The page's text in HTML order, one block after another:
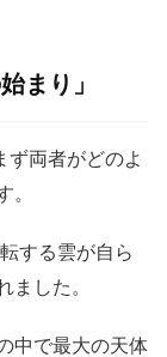
まり」
ず両者がどのよ
する雲が自ら
した。
中で最大の天体